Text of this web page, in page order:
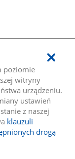
poziomie
witryny
urządzeniu.
ustawień
z naszej
klauzuli
drogą